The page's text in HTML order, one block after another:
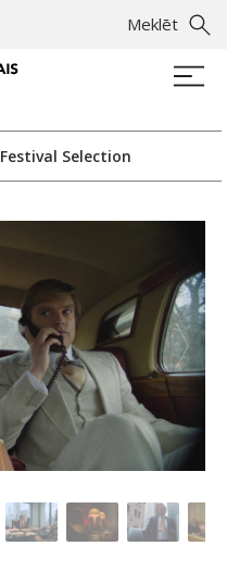
Meklēt
Festival Selection